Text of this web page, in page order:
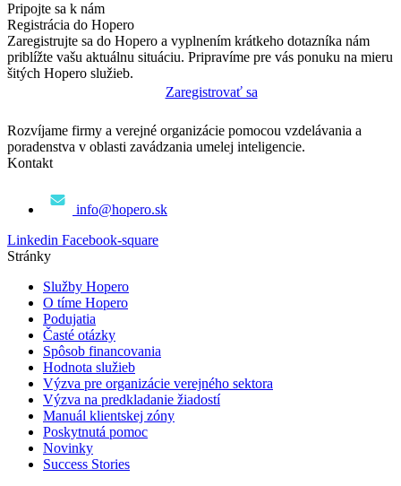
Pripojte sa k nám
Registrácia do Hopero
Zaregistrujte sa do Hopero a vyplnením krátkeho dotazníka nám
priblížte vašu aktuálnu situáciu. Pripravíme pre vás ponuku na mieru
šitých Hopero služieb.
Zaregistrovať sa
Rozvíjame firmy a verejné organizácie pomocou vzdelávania a
poradenstva v oblasti zavádzania umelej inteligencie.
Kontakt
info@hopero.sk
Linkedin Facebook-square
Stránky
Služby Hopero
O tíme Hopero
Podujatia
Časté otázky
Spôsob financovania
Hodnota služieb
Výzva pre organizácie verejného sektora
Výzva na predkladanie žiadostí
Manuál klientskej zóny
Poskytnutá pomoc
Novinky
Success Stories